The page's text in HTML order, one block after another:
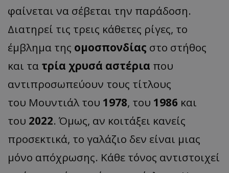
φαίνεται να σέβεται την παράδοση.
Διατηρεί τις τρεις κάθετες ρίγες, το
έμβλημα της ομοσπονδίας στο στήθος
και τα τρία χρυσά αστέρια που
αντιπροσωπεύουν τους τίτλους
του Μουντιάλ του 1978, του 1986 και
του 2022. Όμως, αν κοιτάξει κανείς
προσεκτικά, το γαλάζιο δεν είναι μιας
μόνο απόχρωσης. Κάθε τόνος αντιστοιχεί